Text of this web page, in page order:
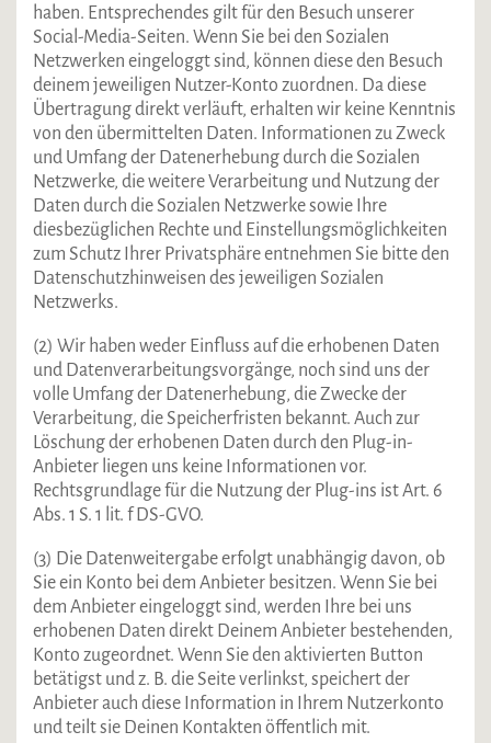
haben. Entsprechendes gilt für den Besuch unserer
Social-Media-Seiten. Wenn Sie bei den Sozialen
Netzwerken eingeloggt sind, können diese den Besuch
deinem jeweiligen Nutzer-Konto zuordnen. Da diese
Übertragung direkt verläuft, erhalten wir keine Kenntnis
von den übermittelten Daten. Informationen zu Zweck
und Umfang der Datenerhebung durch die Sozialen
Netzwerke, die weitere Verarbeitung und Nutzung der
Daten durch die Sozialen Netzwerke sowie Ihre
diesbezüglichen Rechte und Einstellungsmöglichkeiten
zum Schutz Ihrer Privatsphäre entnehmen Sie bitte den
Datenschutzhinweisen des jeweiligen Sozialen
Netzwerks.
(2) Wir haben weder Einfluss auf die erhobenen Daten
und Datenverarbeitungsvorgänge, noch sind uns der
volle Umfang der Datenerhebung, die Zwecke der
Verarbeitung, die Speicherfristen bekannt. Auch zur
Löschung der erhobenen Daten durch den Plug-in-
Anbieter liegen uns keine Informationen vor.
Rechtsgrundlage für die Nutzung der Plug-ins ist Art. 6
Abs. 1 S. 1 lit. f DS-GVO.
(3) Die Datenweitergabe erfolgt unabhängig davon, ob
Sie ein Konto bei dem Anbieter besitzen. Wenn Sie bei
dem Anbieter eingeloggt sind, werden Ihre bei uns
erhobenen Daten direkt Deinem Anbieter bestehenden,
Konto zugeordnet. Wenn Sie den aktivierten Button
betätigst und z. B. die Seite verlinkst, speichert der
Anbieter auch diese Information in Ihrem Nutzerkonto
und teilt sie Deinen Kontakten öffentlich mit.